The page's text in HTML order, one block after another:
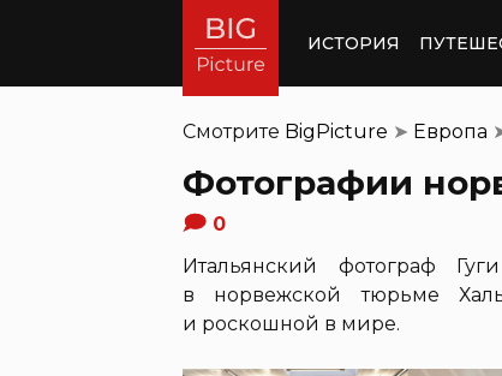
ИСТОРИЯ
Смотрите BigPicture ➤ Европа
Фотографии
0
Итальянский фотограф
в норвежской тюрьме
и роскошной в мире.